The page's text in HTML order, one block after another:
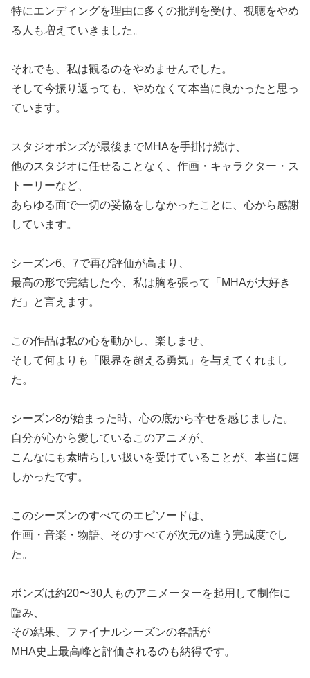
特にエンディングを理由に多くの批判を受け、視聴をやめ
る人も増えていきました。
それでも、私は観るのをやめませんでした。
そして今振り返っても、やめなくて本当に良かったと思っ
ています。
スタジオボンズが最後までMHAを手掛け続け、
他のスタジオに任せることなく、作画・キャラクター・ス
トーリーなど、
あらゆる面で一切の妥協をしなかったことに、心から感謝
しています。
シーズン6、7で再び評価が高まり、
最高の形で完結した今、私は胸を張って「MHAが大好き
だ」と言えます。
この作品は私の心を動かし、楽しませ、
そして何よりも「限界を超える勇気」を与えてくれまし
た。
シーズン8が始まった時、心の底から幸せを感じました。
自分が心から愛しているこのアニメが、
こんなにも素晴らしい扱いを受けていることが、本当に嬉
しかったです。
このシーズンのすべてのエピソードは、
作画・音楽・物語、そのすべてが次元の違う完成度でし
た。
ボンズは約20〜30人ものアニメーターを起用して制作に
臨み、
その結果、ファイナルシーズンの各話が
MHA史上最高峰と評価されるのも納得です。